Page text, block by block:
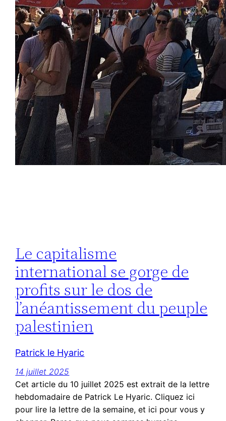
Le capitalisme
international se gorge de
profits sur le dos de
l’anéantissement du peuple
palestinien
Patrick le Hyaric
14 juillet 2025
Cet article du 10 juillet 2025 est extrait de la lettre
hebdomadaire de Patrick Le Hyaric. Cliquez ici
pour lire la lettre de la semaine, et ici pour vous y